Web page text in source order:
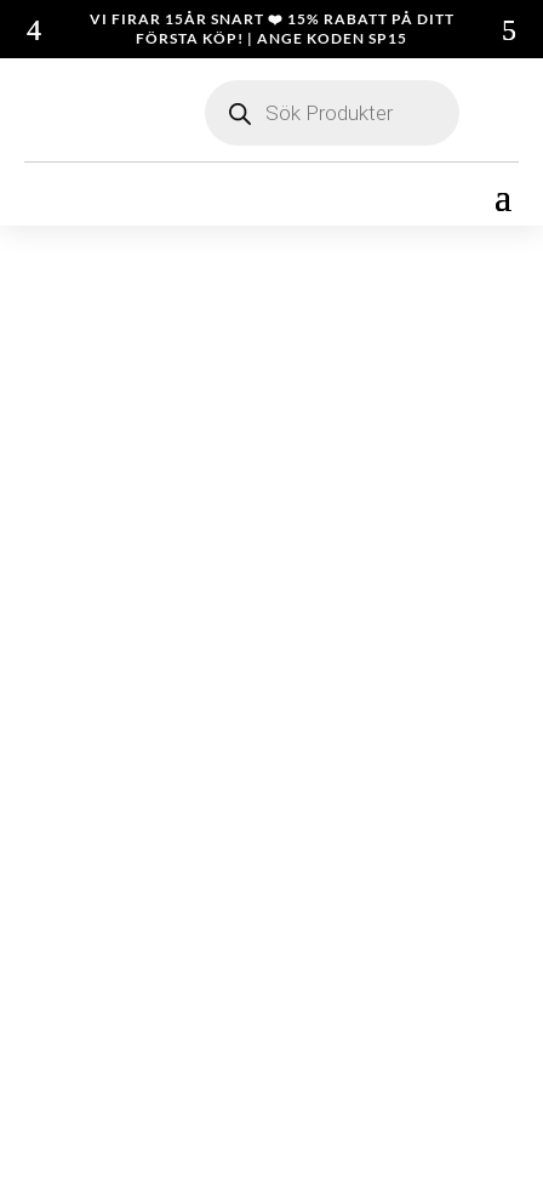
VI FIRAR 15ÅR SNART ❤️ 15% RABATT PÅ DITT
FÖRSTA KÖP! | ANGE KODEN SP15
search